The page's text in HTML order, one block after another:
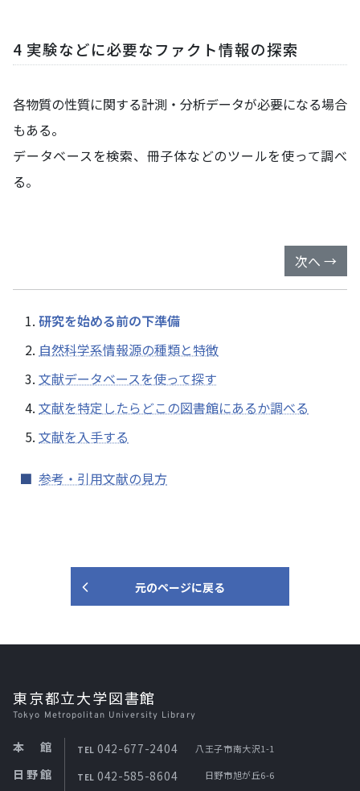
4 実験などに必要なファクト情報の探索
各物質の性質に関する計測・分析データが必要になる場合
もある。
データベースを検索、冊子体などのツールを使って調べ
る。
次へ →
研究を始める前の下準備
自然科学系情報源の種類と特徴
文献データベースを使って探す
文献を特定したらどこの図書館にあるか調べる
文献を入手する
参考・引用文献の見方
元のページに戻る
東京都立大学図書館
Tokyo Metropolitan University Library
本館 TEL 042-677-2404 八王子市南大沢1-1
日野館 TEL 042-585-8604 日野市旭が丘6-6